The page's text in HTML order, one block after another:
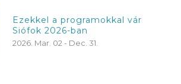
Ezekkel a programokkal vár
Siófok 2026-ban
2026. Mar. 02 - Dec. 31.